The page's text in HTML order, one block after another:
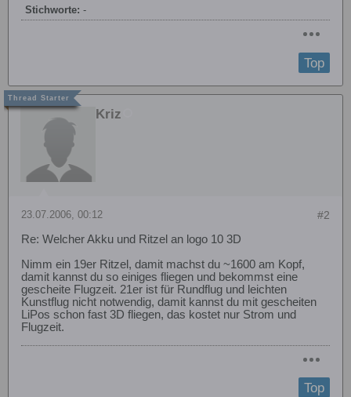
Stichworte: -
Top
Kriz
#2
23.07.2006, 00:12
Re: Welcher Akku und Ritzel an logo 10 3D
Nimm ein 19er Ritzel, damit machst du ~1600 am Kopf,
damit kannst du so einiges fliegen und bekommst eine
gescheite Flugzeit. 21er ist für Rundflug und leichten
Kunstflug nicht notwendig, damit kannst du mit gescheiten
LiPos schon fast 3D fliegen, das kostet nur Strom und
Flugzeit.
Top